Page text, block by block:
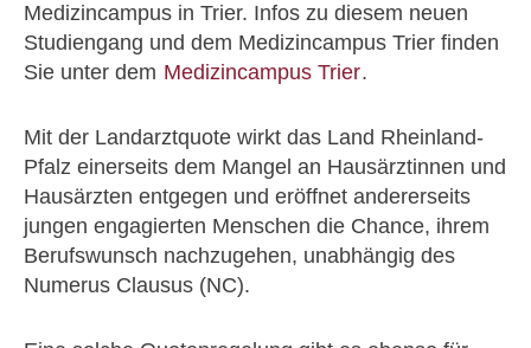
Medizincampus in Trier. Infos zu diesem neuen
Studiengang und dem Medizincampus Trier finden
Sie unter dem Medizincampus Trier.
Mit der Landarztquote wirkt das Land Rheinland-
Pfalz einerseits dem Mangel an Hausärztinnen und
Hausärzten entgegen und eröffnet andererseits
jungen engagierten Menschen die Chance, ihrem
Berufswunsch nachzugehen, unabhängig des
Numerus Clausus (NC).